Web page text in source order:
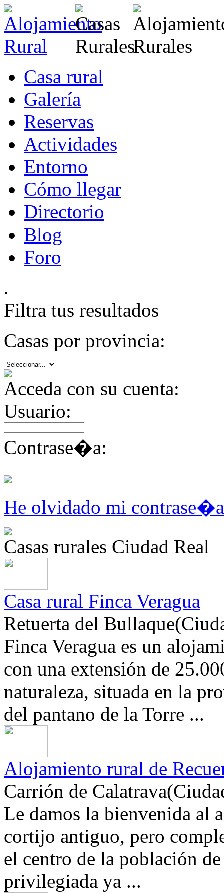
Casa rural
Galería
Reservas
Actividades
Entorno
Cómo llegar
Directorio
Blog
Foro
.
Filtra tus resultados
Casas por provincia:
Acceda con su cuenta:
Usuario:
Contrase�a:
He olvidado mi contrase�a
Casas rurales Ciudad Real
Casa rural Finca Veragua
Retuerta del
Finca Veragua es un
con una extensión de
naturaleza, situada en la
del pantano de la Torre ...
Alojamiento rural de
Carrión de
Le damos la bienvenida al
cortijo antiguo, pero
el centro de la población
privilegiada ya ...